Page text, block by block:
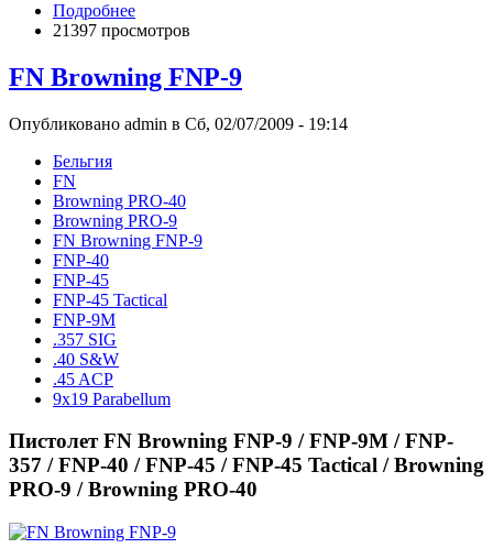
Подробнее
21397 просмотров
FN Browning FNP-9
Опубликовано admin в Сб, 02/07/2009 - 19:14
Бельгия
FN
Browning PRO-40
Browning PRO-9
FN Browning FNP-9
FNP-40
FNP-45
FNP-45 Tactical
FNP-9M
.357 SIG
.40 S&W
.45 ACP
9x19 Parabellum
Пистолет FN Browning FNP-9 / FNP-9M / FNP-
357 / FNP-40 / FNP-45 / FNP-45 Tactical / Browning
PRO-9 / Browning PRO-40